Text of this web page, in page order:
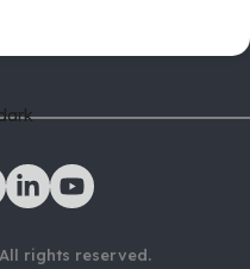
rights reserved.